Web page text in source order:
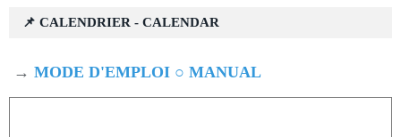
📌 CALENDRIER - CALENDAR
→ MODE D'EMPLOI ○ MANUAL